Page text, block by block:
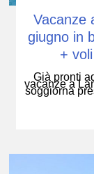
Vacanze
giugno in
+
Già pronti
vacanze a
soggiorna